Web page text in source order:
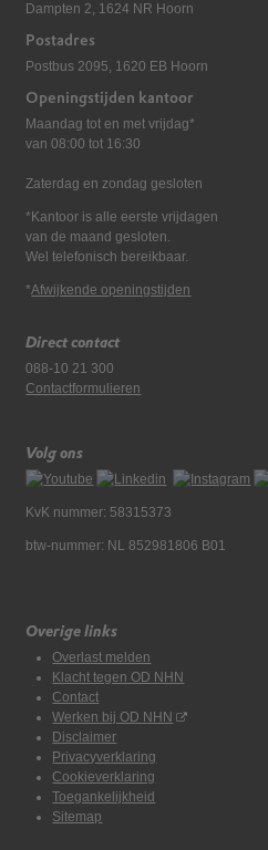
Dampten 2, 1624 NR Hoorn
Postadres
Postbus 2095, 1620 EB Hoorn
Openingstijden kantoor
Maandag tot en met vrijdag*
van 08:00 tot 16:30
Zaterdag en zondag gesloten
*Kantoor is alle eerste vrijdagen
van de maand gesloten.
Wel telefonisch bereikbaar.
*Afwijkende openingstijden
Direct contact
088-10 21 300
Contactformulieren
Volg ons
KvK nummer: 58315373
btw-nummer: NL 852981806 B01
Overige links
Overlast melden
Klacht tegen OD NHN
Contact
Werken bij OD NHN
Disclaimer
Privacyverklaring
Cookieverklaring
Toegankelijkheid
Sitemap